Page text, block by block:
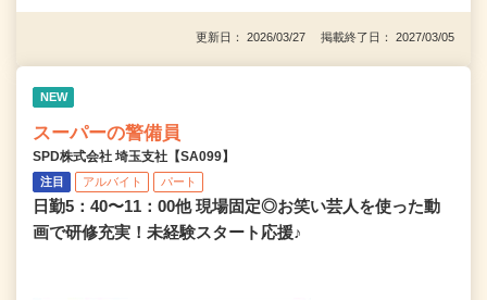
更新日： 2026/03/27 掲載終了日： 2027/03/05
NEW
スーパーの警備員
SPD株式会社 埼玉支社【SA099】
注目 アルバイト パート
日勤5：40〜11：00他 現場固定◎お笑い芸人を使った動
画で研修充実！未経験スタート応援♪